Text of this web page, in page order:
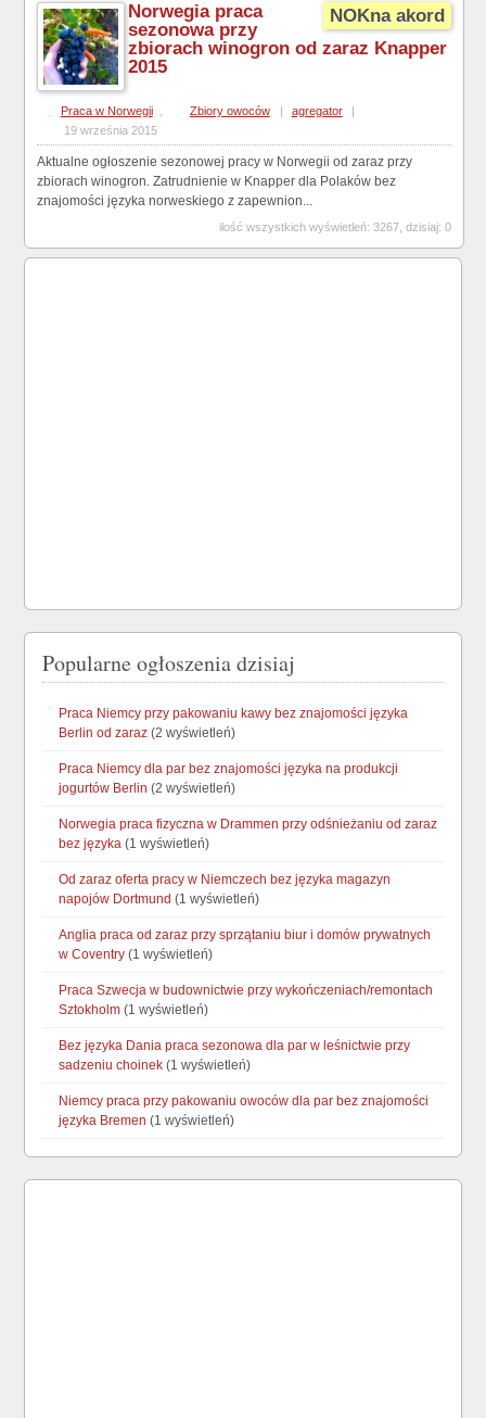
NOKna akord
Norwegia praca
sezonowa przy
zbiorach winogron od zaraz Knapper
2015
Praca w Norwegii Zbiory owoców | agregator
|
19 września 2015
Aktualne ogłoszenie sezonowej pracy w Norwegii od zaraz przy
zbiorach winogron. Zatrudnienie w Knapper dla Polaków bez
znajomości języka norweskiego z zapewnion...
ilość wszystkich wyświetleń: 3267, dzisiaj: 0
Popularne ogłoszenia dzisiaj
Praca Niemcy przy pakowaniu kawy bez znajomości języka
Berlin od zaraz (2 wyświetleń)
Praca Niemcy dla par bez znajomości języka na produkcji
jogurtów Berlin (2 wyświetleń)
Norwegia praca fizyczna w Drammen przy odśnieżaniu od zaraz
bez języka (1 wyświetleń)
Od zaraz oferta pracy w Niemczech bez języka magazyn
napojów Dortmund (1 wyświetleń)
Anglia praca od zaraz przy sprzątaniu biur i domów prywatnych
w Coventry (1 wyświetleń)
Praca Szwecja w budownictwie przy wykończeniach/remontach
Sztokholm (1 wyświetleń)
Bez języka Dania praca sezonowa dla par w leśnictwie przy
sadzeniu choinek (1 wyświetleń)
Niemcy praca przy pakowaniu owoców dla par bez znajomości
języka Bremen (1 wyświetleń)